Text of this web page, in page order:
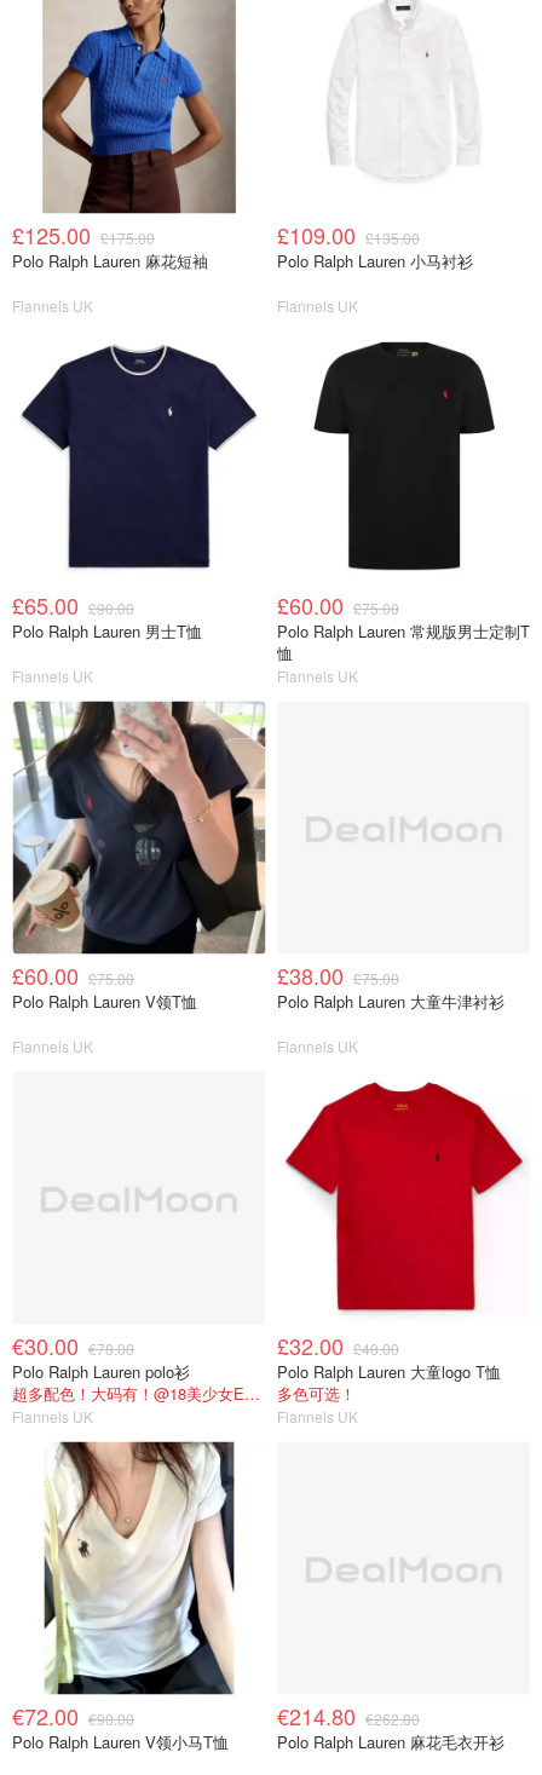
£125.00 £175.00
Polo Ralph Lauren 麻花短袖
Flannels UK
£109.00 £135.00
Polo Ralph Lauren 小马衬衫
Flannels UK
£65.00 £90.00
Polo Ralph Lauren 男士T恤
Flannels UK
£60.00 £75.00
Polo Ralph Lauren 常规版男士定制T
恤
Flannels UK
£60.00 £75.00
Polo Ralph Lauren V领T恤
Flannels UK
£38.00 £75.00
Polo Ralph Lauren 大童牛津衬衫
Flannels UK
€30.00 €78.00
Polo Ralph Lauren polo衫
超多配色！大码有！@18美少女Emma购物心得
Flannels UK
£32.00 £40.00
Polo Ralph Lauren 大童logo T恤
多色可选！
Flannels UK
€72.00 €90.00
Polo Ralph Lauren V领小马T恤
€214.80 €262.80
Polo Ralph Lauren 麻花毛衣开衫